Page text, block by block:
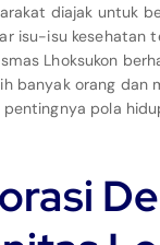
diajak untuk
isu-isu kesehatan
Lhoksukon
banyak orang dan
pentingnya pola